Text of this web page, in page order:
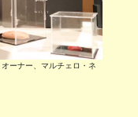
ーナー、マルチェロ・ネ